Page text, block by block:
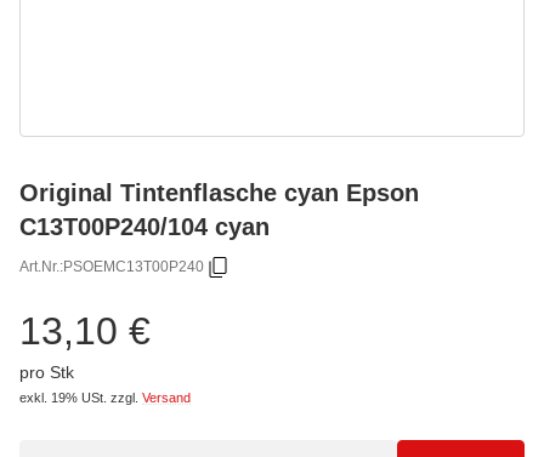
Original Tintenflasche cyan Epson
C13T00P240/104 cyan
Art.Nr.:PSOEMC13T00P240
13,10 €
pro Stk
exkl. 19% USt. zzgl. Versand